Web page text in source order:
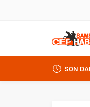
SON